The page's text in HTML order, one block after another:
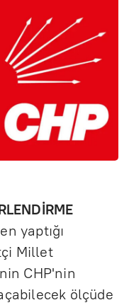
yaptığı
Millet
CHP'nin
ölçüde